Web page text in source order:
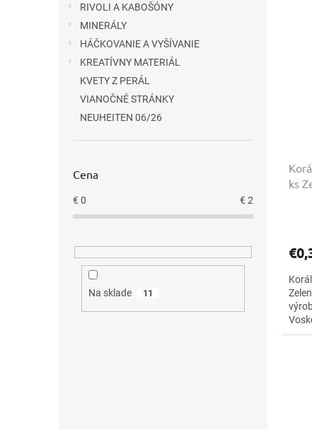
RIVOLI A KABOŠÓNY
MINERÁLY
HÁČKOVANIE A VYŠÍVANIE
KREATÍVNY MATERIÁL
KVETY Z PERÁL
VIANOČNÉ STRÁNKY
NEUHEITEN 06/26
Cena
€ 0 € 2
Na sklade 11
ks